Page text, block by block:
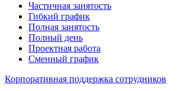
Частичная занятость
Гибкий график
Полная занятость
Полный день
Проектная работа
Сменный график
Корпоративная поддержка сотрудников